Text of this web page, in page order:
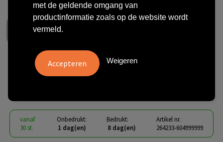
Michelle (340 g/m²) strandtas
vanaf
30 st.
Onbedrukt:
1 dag(en)
Bedrukt:
8 dag(en)
Artikel nr.
264233-604999999
met de geldende omgang van
productinformatie zoals op de website wordt
vermeld.
Weigeren